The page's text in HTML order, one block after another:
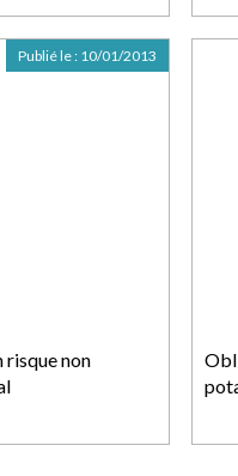
risque non
Publié le : 10/01/2013